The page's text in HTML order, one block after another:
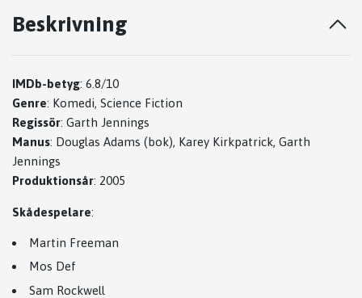
Beskrivning
IMDb-betyg: 6.8/10
Genre: Komedi, Science Fiction
Regissör: Garth Jennings
Manus: Douglas Adams (bok), Karey Kirkpatrick, Garth
Jennings
Produktionsår: 2005
Skådespelare:
Martin Freeman
Mos Def
Sam Rockwell